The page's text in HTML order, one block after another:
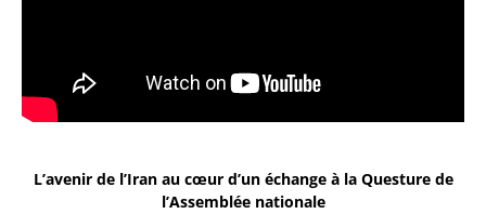
L’avenir de l’Iran au cœur d’un échange à la Questure de
l’Assemblée nationale